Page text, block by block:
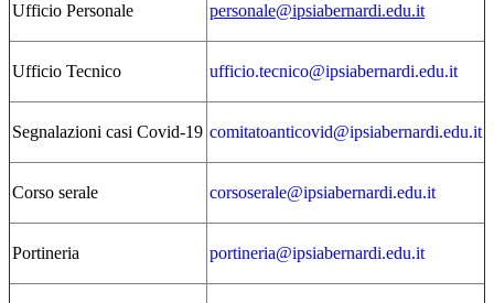
Ufficio Personale personale@ipsiabernardi.edu.it
Ufficio Tecnico ufficio.tecnico@ipsiabernardi.edu.it
Segnalazioni casi Covid-19 comitatoanticovid@ipsiabernardi.edu.it
Corso serale corsoserale@ipsiabernardi.edu.it
Portineria portineria@ipsiabernardi.edu.it